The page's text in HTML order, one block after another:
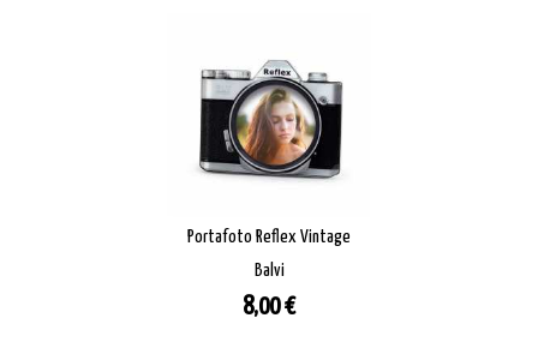
Portafoto Reflex Vintage
Balvi
Prezzo
8,00 €